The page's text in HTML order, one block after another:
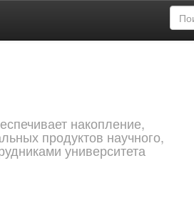
накопление,
продуктов научного,
университета